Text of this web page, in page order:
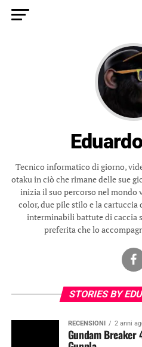
Tecnico informatico di giorno,
otaku in ciò che rimane delle sue
inizia il suo percorso nel mondo
color, due pile stilo e la cartuccia
interminabili battute di caccia
preferita che lo
STORIES BY
RECENSIONI 2 anni
Gundam